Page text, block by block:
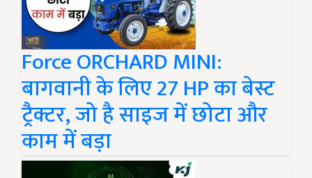
Force ORCHARD MINI:
बागवानी के लिए 27 HP का बेस्ट
ट्रैक्टर, जो है साइज में छोटा और
काम में बड़ा